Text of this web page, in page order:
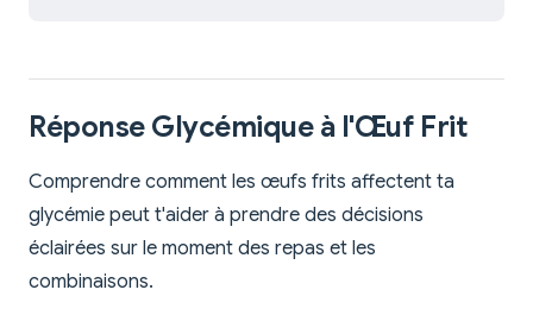
Réponse Glycémique à l'Œuf Frit
Comprendre comment les œufs frits affectent ta
glycémie peut t'aider à prendre des décisions
éclairées sur le moment des repas et les
combinaisons.